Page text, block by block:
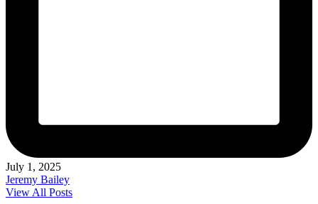
July 1, 2025
Jeremy Bailey
View All Posts